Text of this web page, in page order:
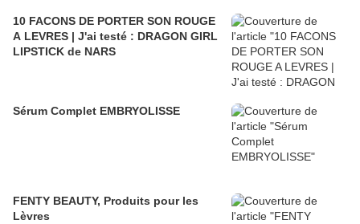
10 FACONS DE PORTER SON ROUGE
A LEVRES | J'ai testé : DRAGON GIRL
LIPSTICK de NARS
Sérum Complet EMBRYOLISSE
FENTY BEAUTY, Produits pour les
Lèvres